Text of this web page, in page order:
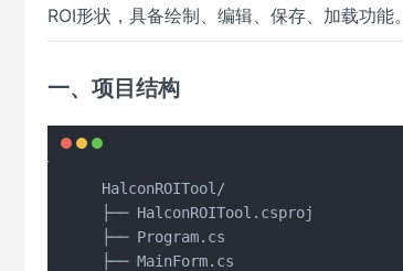
ROI形状，具备绘制、编辑、保存、加载功能。
一、项目结构
HalconROITool/
├── HalconROITool.csproj
├── Program.cs
├── MainForm.cs